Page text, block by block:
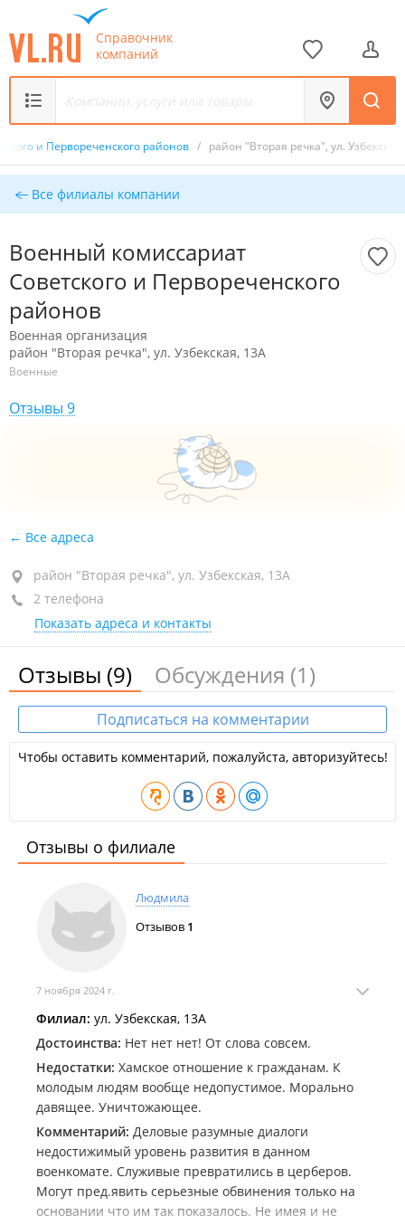
Справочник
компаний
и Первореченского районов / район "Вторая речка", ул.
Все филиалы компании
Военный комиссариат
Советского и Первореченского
районов
Военная организация
район "Вторая речка", ул. Узбекская, 13А
Военные
Отзывы 9
Все адреса
район "Вторая речка", ул. Узбекская, 13А
2 телефона
Показать адреса и контакты
Отзывы (9) Обсуждения (1)
Подписаться на комментарии
Чтобы оставить комментарий, пожалуйста, авторизуйтесь!
Отзывы о филиале
Людмила
Отзывов 1
7 ноября 2024 г.
Филиал: ул. Узбекская, 13А
Достоинства: Нет нет нет! От слова совсем.
Недостатки: Хамское отношение к гражданам. К
молодым людям вообще недопустимое. Морально
давящее. Уничтожающее.
Комментарий: Деловые разумные диалоги
недостижимый уровень развития в данном
военкомате. Служивые превратились в церберов.
Могут пред.явить серьезные обвинения только на
основании что им так показалось. Не имея и не